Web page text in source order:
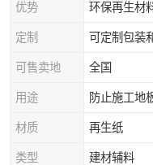
优势 环保再生材
定制 可定制包装
可售卖地 全国
用途 防止施工地
材质 再生纸
类型 建材辅料